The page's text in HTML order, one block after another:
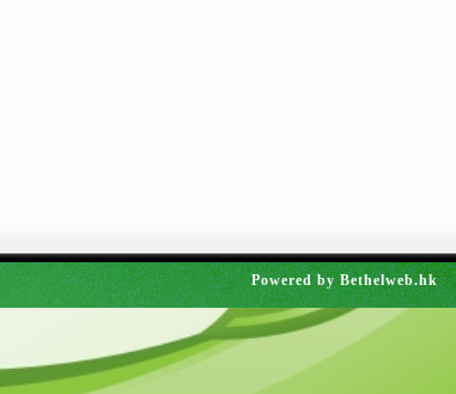
Powered byBethelweb.hk